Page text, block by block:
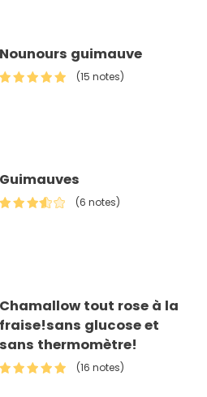
Nounours guimauve
(15 notes)
Guimauves
(6 notes)
Chamallow tout rose à la
fraise!sans glucose et
sans thermomètre!
(16 notes)